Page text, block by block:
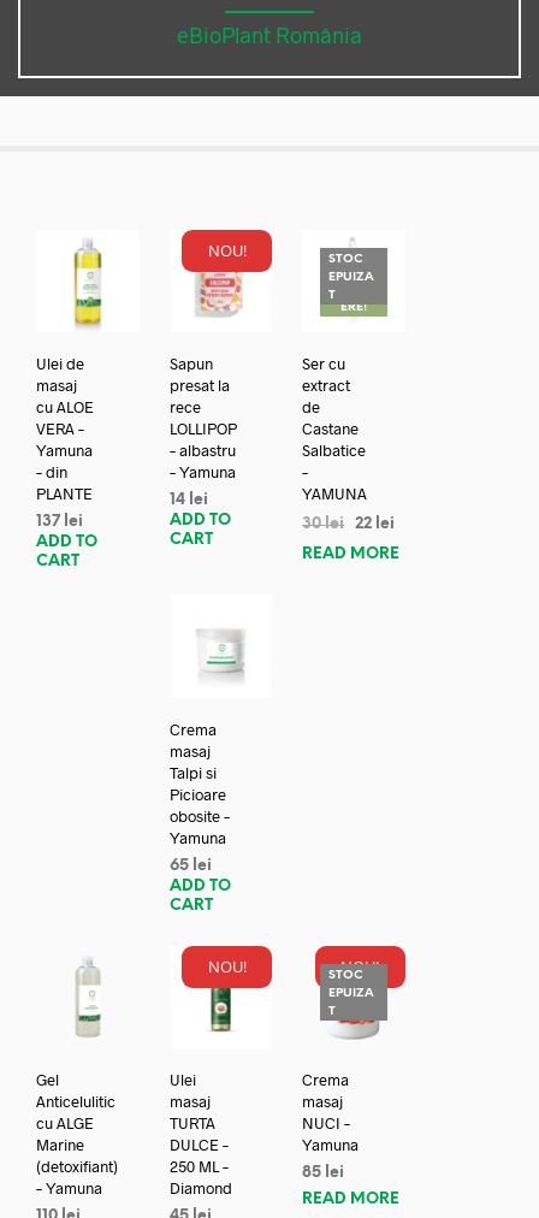
eBioPlant România
Ulei de
masaj
cu ALOE
VERA –
Yamuna
– din
PLANTE
137 lei
ADD TO
CART
NOU!
Sapun
presat la
rece
LOLLIPOP
– albastru
– Yamuna
14 lei
ADD TO
CART
STOC
EPUIZA
TREDUC
ERE!
Ser cu
extract
de
Castane
Salbatice
–
YAMUNA
30lei 22 lei
READ MORE
Crema
masaj
Talpi si
Picioare
obosite –
Yamuna
65 lei
ADD TO
CART
Gel
Anticelulitic
cu ALGE
Marine
(detoxifiant)
– Yamuna
NOU!
Ulei
masaj
TURTA
DULCE –
250 ML –
Diamond
NOU!
STOC
EPUIZA
T
Crema
masaj
NUCI –
Yamuna
85 lei
READ MORE